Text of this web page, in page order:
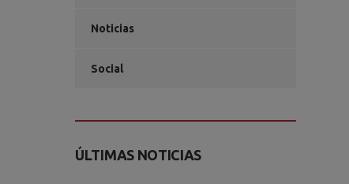
Noticias
Social
ÚLTIMAS NOTICIAS